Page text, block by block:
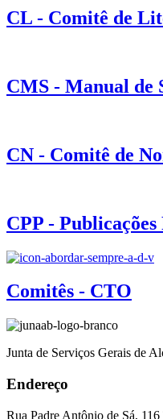
CL - Comitê de
CMS - Manual de
CN - Comitê de
CPP -
Comitês - CTO
Junta de Serviços Gerais de
Endereço
Rua Padre Antônio de Sá,